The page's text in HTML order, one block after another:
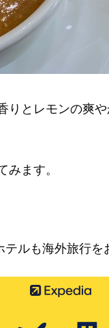
りとレモンの爽
みます。
テルも海外旅行を